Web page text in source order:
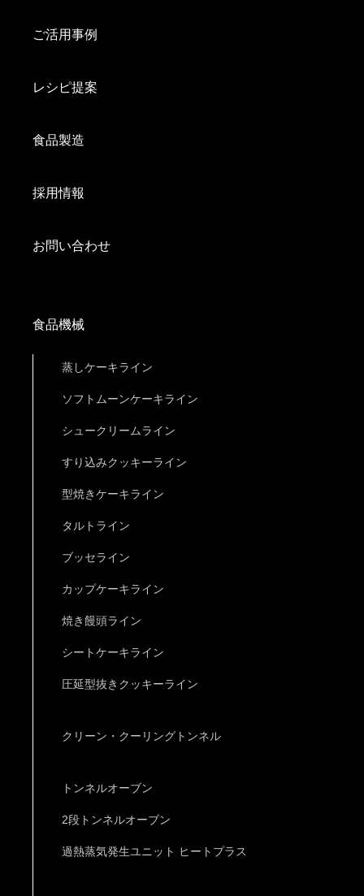
ご活用事例
レシピ提案
食品製造
採用情報
お問い合わせ
食品機械
蒸しケーキライン
ソフトムーンケーキライン
シュークリームライン
すり込みクッキーライン
型焼きケーキライン
タルトライン
ブッセライン
カップケーキライン
焼き饅頭ライン
シートケーキライン
圧延型抜きクッキーライン
クリーン・クーリングトンネル
トンネルオーブン
2段トンネルオーブン
過熱蒸気発生ユニット ヒートプラス